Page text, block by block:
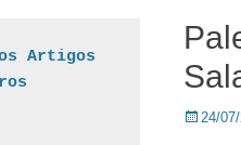
Posted
24/
Artigos